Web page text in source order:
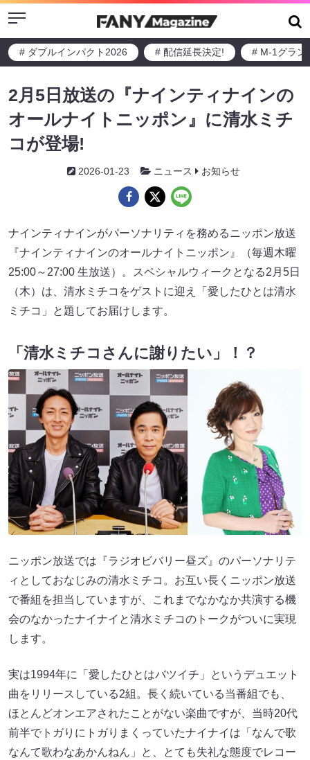
Menu
# ダブルインパクト2026 # 配信延長決定! # M-1グラン
2月5日放送の『ナインティナインの
オールナイトニッポン』に清水ミチ
コが登場!
2026-01-23 ニュース お知らせ
ナインティナインがパーソナリティを務めるニッポン放送
『ナインティナインのオールナイトニッポン』（毎週木曜
25:00～27:00 生放送）。スペシャルウィークとなる2月5日
（木）は、清水ミチコをゲストに迎え「愛したひとは清水
ミチコ」と題してお届けします。
「清水ミチコさんに謝りたい」！？
ニッポン放送では『ラジオビバリー昼ズ』のパーソナリテ
ィとしておなじみの清水ミチコ。お互い長くニッポン放送
で番組を担当していますが、これまでなかなか共演する機
会のなかったナイナイと清水ミチコのトークがついに実現
します。
実は1994年に「愛したひとはバツイチ」というデュエット
曲をリリースしている2組。長く続いている当番組でも、
ほとんどオンエアされたことがない楽曲ですが、当時20代
前半でトガりにトガりまくっていたナイナイは「なんで歌
なんて歌わなあかんねん」と、とても失礼な態度でレコー